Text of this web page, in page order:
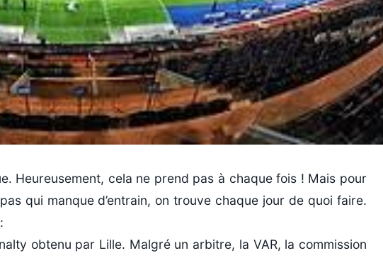
Heureusement, cela ne prend pas à chaque fois ! Mais pour
qui manque d’entrain, on trouve chaque jour de quoi faire.
obtenu par Lille. Malgré un arbitre, la VAR, la commission